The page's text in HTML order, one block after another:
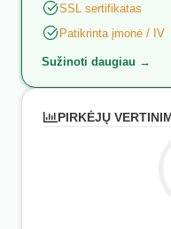
SSL sertifikatas
Patikrinta įmonė / IV
Sužinoti daugiau →
PIRKĖJŲ